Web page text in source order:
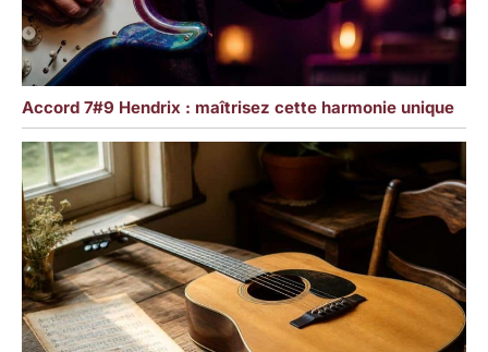
Accord 7#9 Hendrix : maîtrisez cette harmonie unique